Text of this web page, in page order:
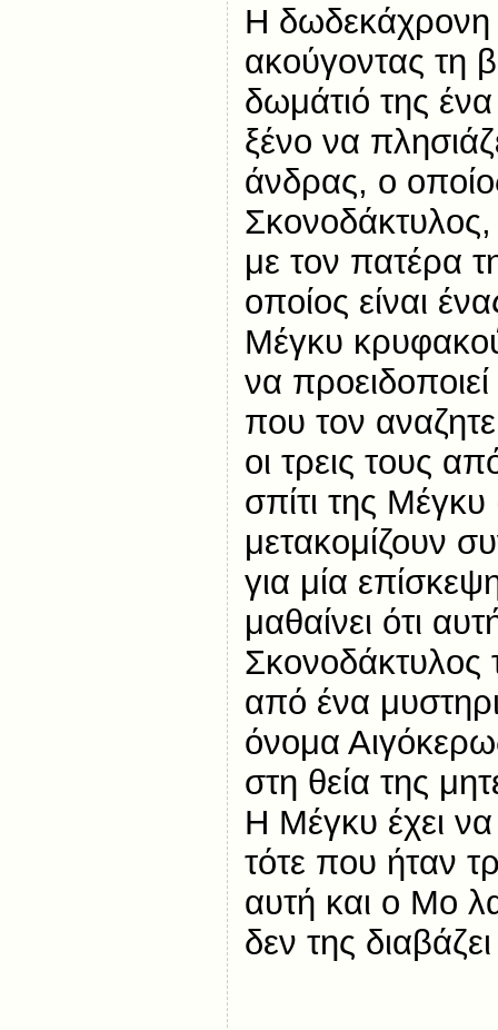
Η
ακούγοντας τη
δωμάτιό της
ξένο να
άνδρας, ο
με τον πατέρα
οποίος είναι
Μέγκυ
να
που τον
οι τρεις τους
σπίτι της
μετακομίζουν
για μία
μαθαίνει ότι
Σκονοδάκτυλος
από ένα
όνομα
στη θεία της
Η Μέγκυ έχει
τότε που ήταν
αυτή και ο Μο
δεν της